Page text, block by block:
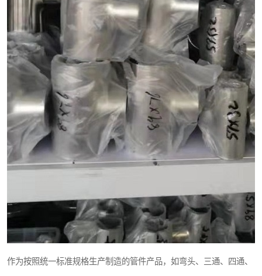
作为按照统一标准规格生产制造的管件产品，如弯头、三通、四通、